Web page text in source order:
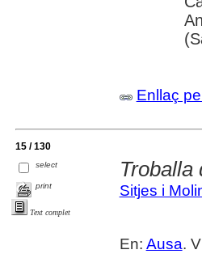
Enllaç
15 / 130
select
print
Text complet
Troballa
Sitjes i
En: Ausa.